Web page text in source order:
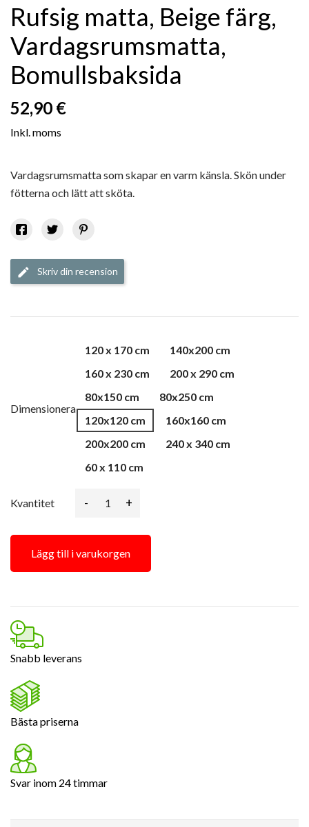
Rufsig matta, Beige färg,
Vardagsrumsmatta,
Bomullsbaksida
52,90 €
Inkl. moms
Vardagsrumsmatta som skapar en varm känsla. Skön under
fötterna och lätt att sköta.
edit Skriv din recension
Dimensionera
120 x 170 cm
140x200 cm
160 x 230 cm
200 x 290 cm
80x150 cm
80x250 cm
120x120 cm
160x160 cm
200x200 cm
240 x 340 cm
60 x 110 cm
Kvantitet - +
Lägg till i varukorgen
Snabb leverans
Bästa priserna
Svar inom 24 timmar